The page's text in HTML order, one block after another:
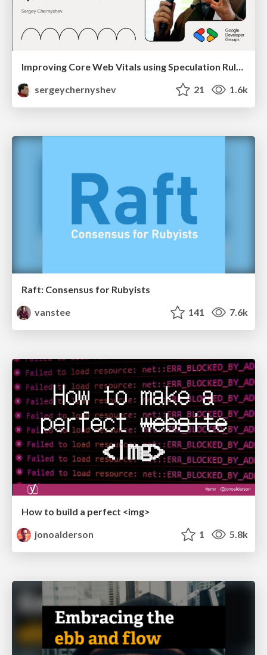
Improving Core Web Vitals using Speculation Rules API
sergeychernyshev
21 1.6k
Raft: Consensus for Rubyists
vanstee
141 7.6k
How to build a perfect <img>
jonoalderson
1 5.8k